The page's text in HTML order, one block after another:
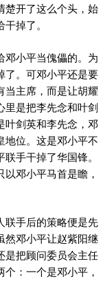
楚开了这么个头，始
掉了。
邓小平当傀儡的。为
了。可邓小平还是要
当主席，而是让胡耀
里是把李先念和叶剑
叶剑英和李先念，邓
地位。这是邓小平不
手干掉了华国锋。
邓小平马首是瞻，
联手后的策略便是先
然邓小平让赵紫阳继
是把顾问委员会主任
：一个是邓小平，